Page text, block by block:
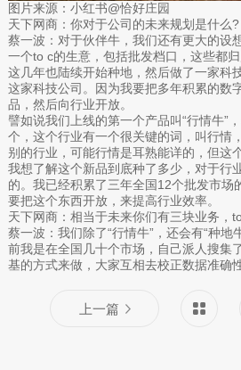
图片来源：小红书@恰好庄园
天下网商：你对于公司的未来规划是什么?
蔡一波：对于伙伴牛，我们还有更大的设
一个to c的生意，包括批发档口，这些都
这几年也陆续开始种地，然后做了一家科
这家科技公司。因为我要把多年积累的数
品，然后向行业开放。
譬如说我们上线的第一个产品叫“行情牛”
个，这个行业有一个很关键的词，叫行情
别的行业，可能行情是耳熟能详的，但这
我想了解这个新品到底种了多少，对于行
的。我已经积累了三年全国12个批发市场
要把这个东西开放，来提高行业效率。
天下网商：相当于未来你们有三块业务，
蔡一波：我们除了“行情牛”，还会有“种地
前我是在全国几十个市场，自己派人搜集
基的方式来做，大家互相去校正数据准确性
上一篇